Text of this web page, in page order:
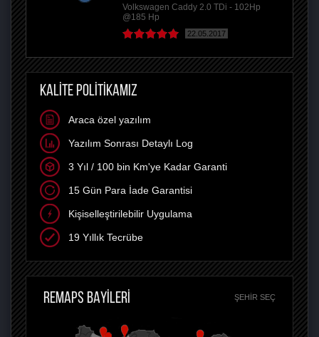
Volkswagen Caddy 2.0 TDi - 102Hp
@185 Hp
22.05.2017
KALİTE POLİTİKAMIZ
Araca özel yazılım
Yazılım Sonrası Detaylı Log
3 Yıl / 100 bin Km'ye Kadar Garanti
15 Gün Para İade Garantisi
Kişiselleştirilebilir Uygulama
19 Yıllık Tecrübe
REMAPS BAYİLERİ ŞEHIR SEÇ